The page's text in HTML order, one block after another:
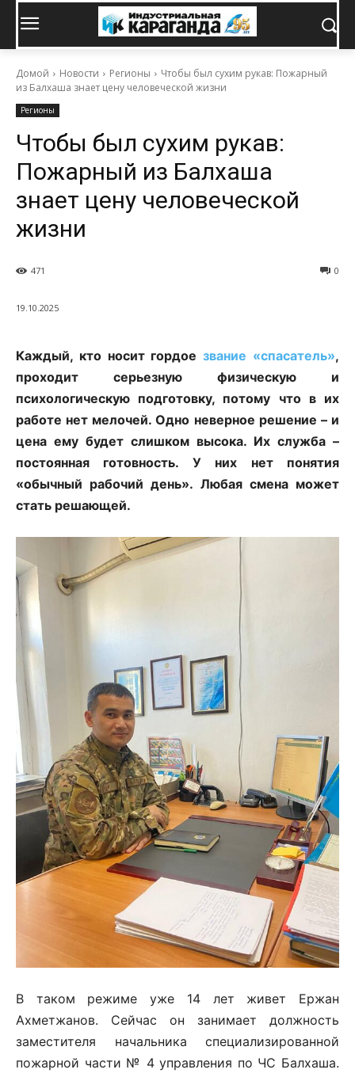
Домой Новости Регионы
Чтобы был сухим рукав: Пожарный
из Балхаша знает цену человеческой жизни
Регионы
Чтобы был сухим рукав:
Пожарный из Балхаша
знает цену человеческой
жизни
0
471
19.10.2025
Каждый, кто носит гордоезвание «спасатель»,
проходит серьезную физическую и
психологическую подготовку, потому что в их
работе нет мелочей. Одно неверное решение – и
цена ему будет слишком высока. Их служба –
постоянная готовность. У них нет понятия
«обычный рабочий день». Любая смена может
стать решающей.
В таком режиме уже 14 лет живет Ержан
Ахметжанов. Сейчас он занимает должность
заместителя начальника специализированной
пожарной части № 4 управления по ЧС Балхаша.